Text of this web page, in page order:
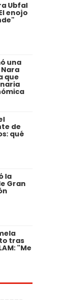
Ubfal
enojo
una
que
de
qué
la
Gran
tras
"Me